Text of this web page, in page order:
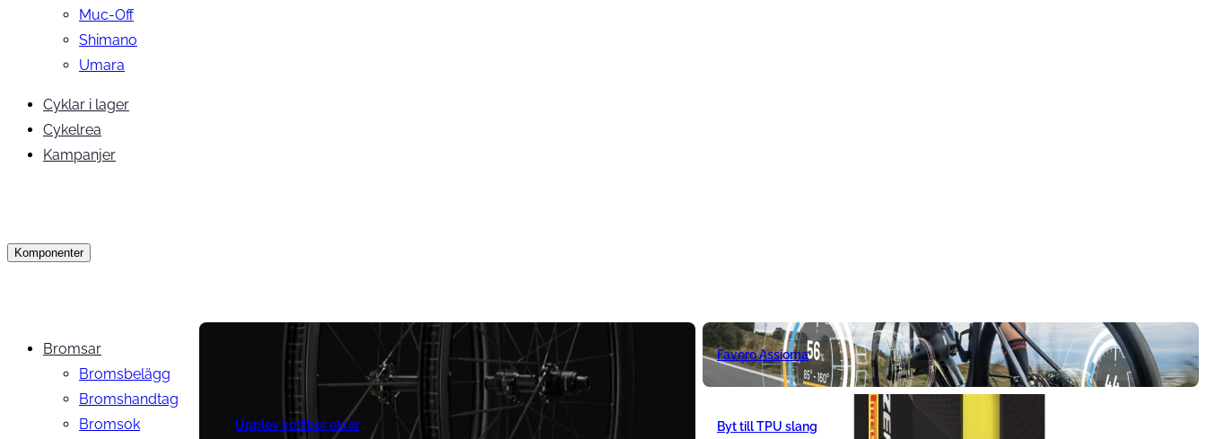
Muc-Off
Shimano
Umara
Cyklar i lager
Cykelrea
Kampanjer
Komponenter
Bromsar
Bromsbelägg
Bromshandtag
Bromsok
Upplev kolfiber ekrar
Favero Assioma
Byt till TPU slang